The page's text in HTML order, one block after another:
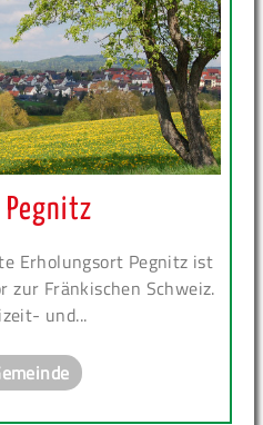
Erholungsort Pegnitz ist
zur Fränkischen Schweiz.
und...